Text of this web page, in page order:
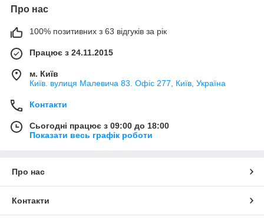
Про нас
100% позитивних з 63 відгуків за рік
Працює з 24.11.2015
м. Київ
Київ. вулиця Малевича 83. Офіс 277, Київ, Україна
Контакти
Сьогодні працює з 09:00 до 18:00
Показати весь графік роботи
Про нас
Контакти